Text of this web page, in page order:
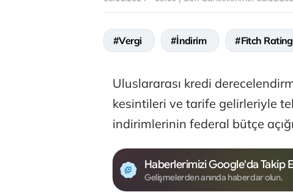
#Vergi #İndirim #Fitch
Uluslararası kredi
kesintileri ve tarife gelirleriyle
indirimlerinin federal bütçe
Haberlerimizi Google'da Takip
Gelişmelerden anında haberdar olun.